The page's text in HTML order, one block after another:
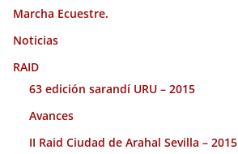
Marcha Ecuestre.
Noticias
RAID
63 edición sarandí URU – 2015
Avances
II Raid Ciudad de Arahal Sevilla – 2015